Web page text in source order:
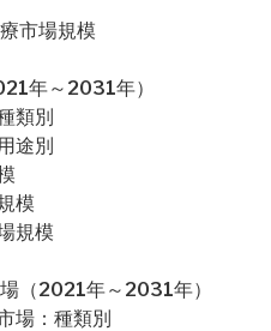
市場規模
年～2031年）
類別
途別
模
規模
（2021年～2031年）
場：種類別